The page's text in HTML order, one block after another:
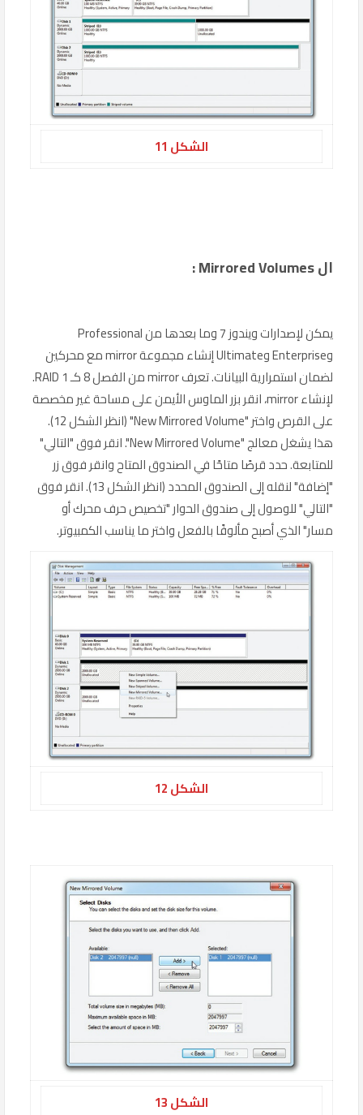
الشكل 11
ال Mirrored Volumes :
يمكن لإصدارات ويندوز 7 وما بعدها من Professional
وEnterprise وUltimate إنشاء مجموعة mirror مع محركين
لضمان استمرارية البيانات. تعرف mirror من الفصل 8 كـ RAID 1.
لإنشاء mirror، انقر بزر الماوس الأيمن على مساحة غير مخصصة
على القرص واختر "New Mirrored Volume" (انظر الشكل 12).
هذا يشغل معالج "New Mirrored Volume". انقر فوق "التالي"
للمتابعة. حدد قرصًا متاحًا في الصندوق المتاح وانقر فوق زر
"إضافة" لنقله إلى الصندوق المحدد (انظر الشكل 13). انقر فوق
"التالي" للوصول إلى صندوق الحوار "تخصيص حرف محرك أو
مسار" الذي أصبح مألوفًا بالفعل واختر ما يناسب الكمبيوتر.
الشكل 12
الشكل 13